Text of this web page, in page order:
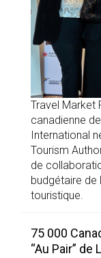
Travel Market
canadienne
International
Tourism
de
budgétaire de
touristique.
75 000
“Au Pair” de